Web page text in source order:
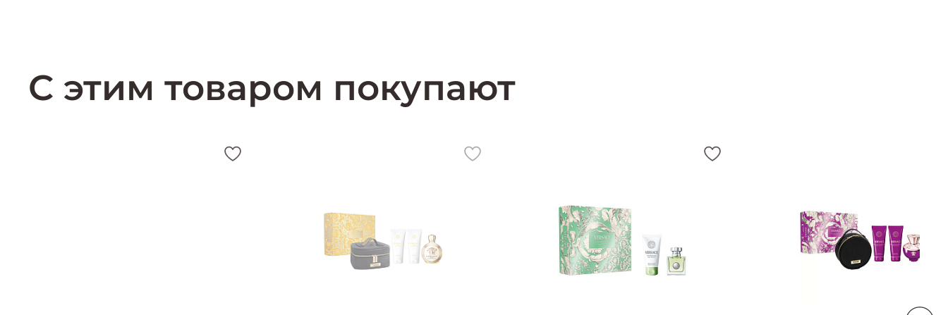
Производитель: Великобритания (United Kingdom)
С этим товаром покупают